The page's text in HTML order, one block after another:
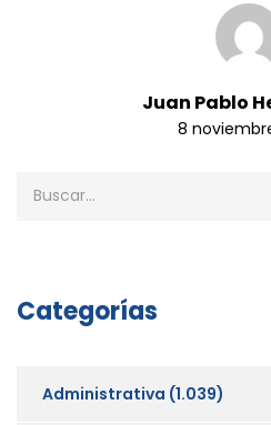
Juan Pablo
8
Categorías
Administrativa (1.039)